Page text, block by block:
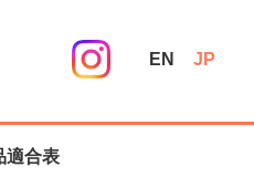
EN JP
適合表